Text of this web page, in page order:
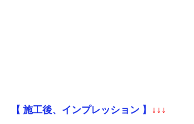
【 施工後、インプレッション 】 ↓↓↓